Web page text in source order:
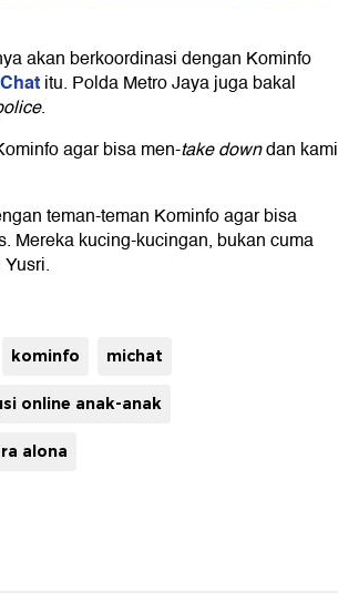
akan berkoordinasi dengan Kominfo
itu. Polda Metro Jaya juga bakal
.
agar bisa men-take downdan kami
teman-teman Kominfo agar bisa
Mereka kucing-kucingan, bukan cuma
kominfo michat
online anak-anak
alona